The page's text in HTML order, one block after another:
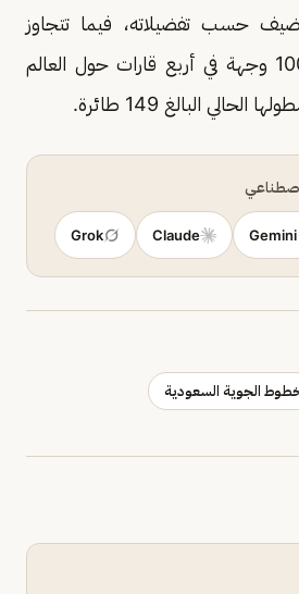
حسب تفضيلاته، فيما تتجاوز
وجهات "السعودية" 100 وجهة في أربع قارات حول العالم
البالغ 149 طائرة.
Gemini
Claude
Grok
الجوية السعودية